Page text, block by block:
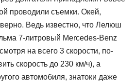
проводили съемки. Окей,
Ведь известно, что Лелюш
7-литровый Mercedes-Benz
на всего 3 скорости, по-
скорость до 230 км/ч), а
автомобиля, знатоки даже